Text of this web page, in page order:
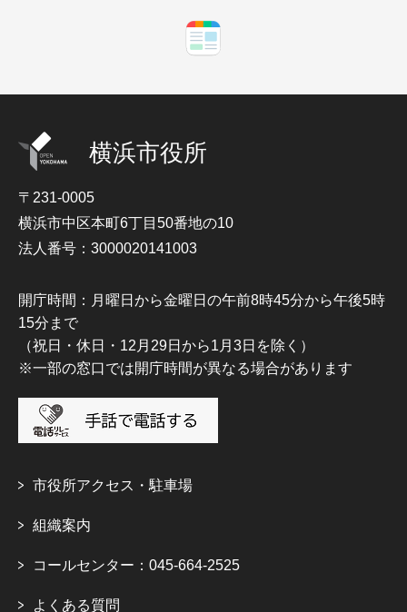
横浜市役所
〒231-0005
横浜市中区本町6丁目50番地の10
法人番号：3000020141003
開庁時間：月曜日から金曜日の午前8時45分から午後5時
15分まで
（祝日・休日・12月29日から1月3日を除く）
※一部の窓口では開庁時間が異なる場合があります
市役所アクセス・駐車場
組織案内
コールセンター：045-664-2525
よくある質問